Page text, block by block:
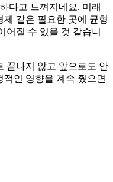
다고 느껴지네요. 미래
같은 필요한 곳에 균형
어질 수 있을 것 같습니
끝나지 않고 앞으로도 안
인 영향을 계속 줬으면